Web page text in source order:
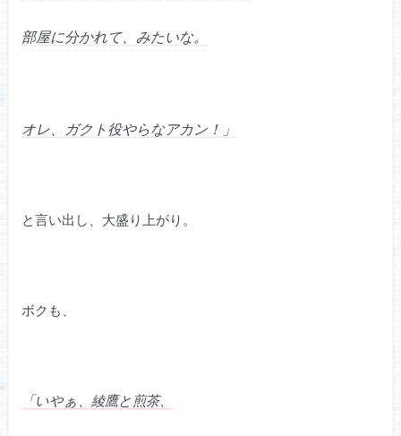
部屋に分かれて、みたいな。
オレ、ガクト役やらなアカン！」
と言い出し、大盛り上がり。
ボクも、
「いやぁ、綾鷹と煎茶、